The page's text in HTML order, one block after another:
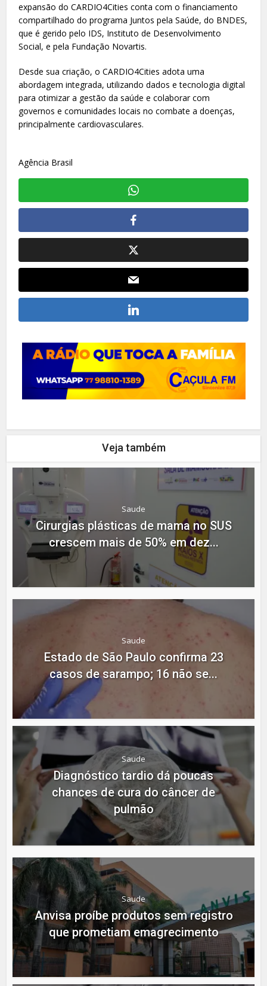
expansão do CARDIO4Cities conta com o financiamento
compartilhado do programa Juntos pela Saúde, do BNDES,
que é gerido pelo IDS, Instituto de Desenvolvimento
Social, e pela Fundação Novartis.
Desde sua criação, o CARDIO4Cities adota uma
abordagem integrada, utilizando dados e tecnologia digital
para otimizar a gestão da saúde e colaborar com
governos e comunidades locais no combate a doenças,
principalmente cardiovasculares.
Agência Brasil
Veja também
Saude
Cirurgias plásticas de mama no SUS
crescem mais de 50% em dez...
Saude
Estado de São Paulo confirma 23
casos de sarampo; 16 não se...
Saude
Diagnóstico tardio dá poucas
chances de cura do câncer de
pulmão
Saude
Anvisa proíbe produtos sem registro
que prometiam emagrecimento